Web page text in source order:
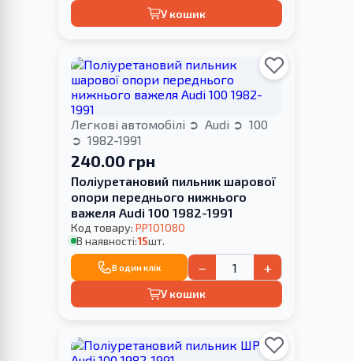
У кошик
Легкові автомобілі Audi
100
1982-1991
240.00 грн
Поліуретановий пильник шарової
опори переднього нижнього
важеля Audi 100 1982-1991
Код товару: PP101080
В наявності:15шт.
В один клік − +
У кошик